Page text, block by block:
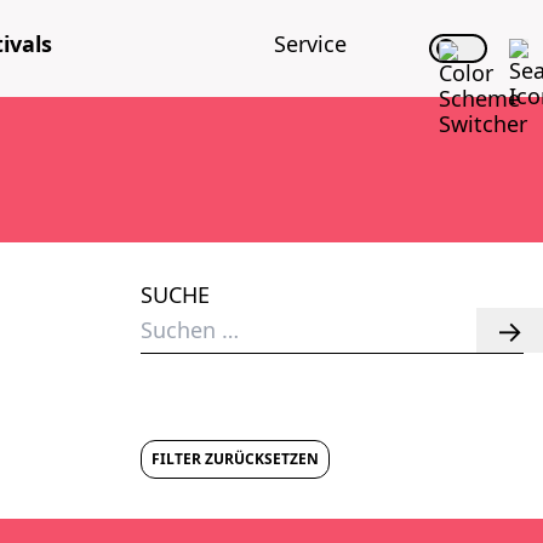
Ser­vice
SUCHE
Suchen
nach:
FILTER ZURÜCKSETZEN